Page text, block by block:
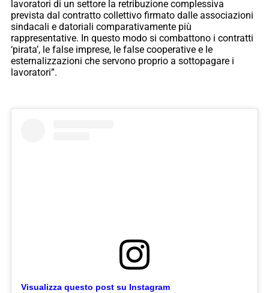
lavoratori di un settore la retribuzione complessiva
prevista dal contratto collettivo firmato dalle associazioni
sindacali e datoriali comparativamente più
rappresentative. In questo modo si combattono i contratti
‘pirata’, le false imprese, le false cooperative e le
esternalizzazioni che servono proprio a sottopagare i
lavoratori”.
Visualizza questo post su Instagram